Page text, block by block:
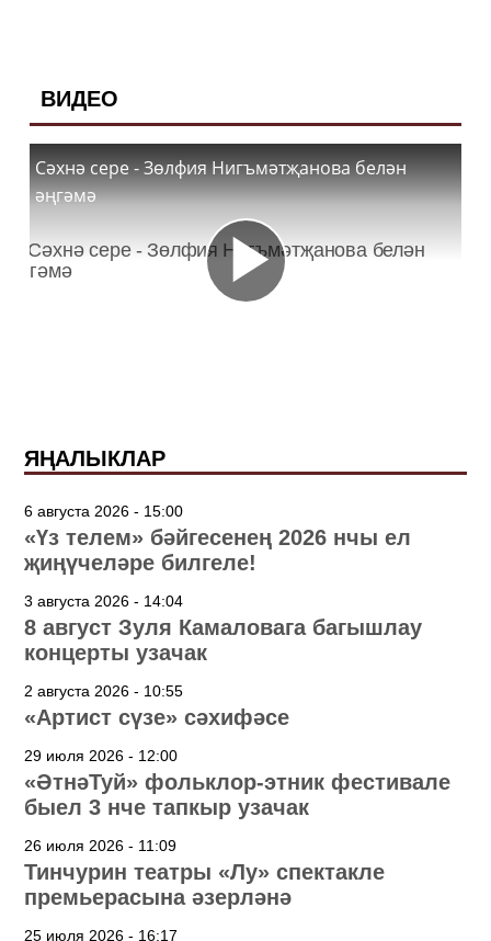
ВИДЕО
Сәхнә сере - Зөлфия Нигъмәтҗанова белән
әңгәмә
ЯҢАЛЫКЛАР
6 августа 2026 - 15:00
«Үз телем» бәйгесенең 2026 нчы ел
җиңүчеләре билгеле!
3 августа 2026 - 14:04
8 август Зуля Камаловага багышлау
концерты узачак
2 августа 2026 - 10:55
«Артист сүзе» сәхифәсе
29 июля 2026 - 12:00
«ӘтнәТуй» фольклор-этник фестивале
быел 3 нче тапкыр узачак
26 июля 2026 - 11:09
Тинчурин театры «Лу» спектакле
премьерасына әзерләнә
25 июля 2026 - 16:17